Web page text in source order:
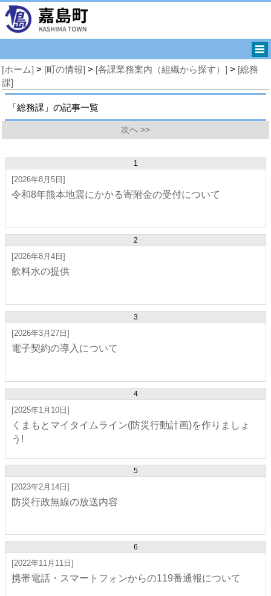
[ホーム] > [町の情報] > [各課業務案内（組織から探す）] > [総務
課]
「総務課」の記事一覧
次へ >>
1
[2026年8月5日]
令和8年熊本地震にかかる寄附金の受付について
2
[2026年8月4日]
飲料水の提供
3
[2026年3月27日]
電子契約の導入について
4
[2025年1月10日]
くまもとマイタイムライン(防災行動計画)を作りましょ
う!
5
[2023年2月14日]
防災行政無線の放送内容
6
[2022年11月11日]
携帯電話・スマートフォンからの119番通報について